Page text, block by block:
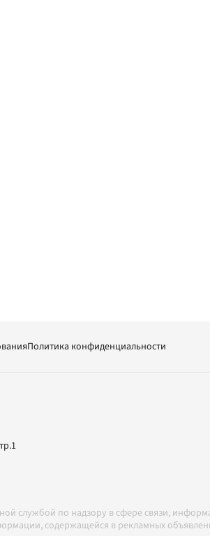
Политика конфиденциальности
службой по надзору в сфере связи,
содержащейся в рекламных